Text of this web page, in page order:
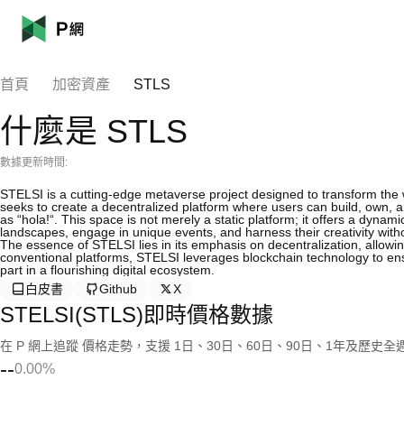
首頁 加密資產 STLS
什麼是 STLS
數據更新時間:
STELSI is a cutting-edge metaverse project designed to transform
seeks to create a decentralized platform where users can build, own,
as “hola!“. This space is not merely a static platform; it offers a
landscapes, engage in unique events, and harness their creativity
The essence of STELSI lies in its emphasis on decentralization,
conventional platforms, STELSI leverages blockchain technology to
part in a flourishing digital ecosystem.
白皮書
Github X
STELSI(STLS)即時價格數據
在 P 網上追蹤 價格走勢，支援 1日、30日、60日、90日、1年及歷史全
--0.00%